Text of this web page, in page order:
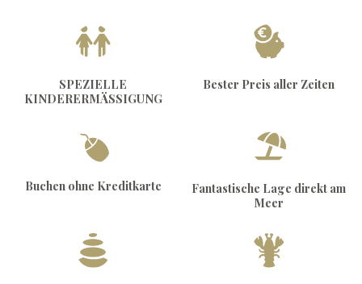
SPEZIELLE
KINDERERMÄSSIGUNG
Bester Preis aller Zeiten
Buchen ohne Kreditkarte
Fantastische Lage direkt am
Meer